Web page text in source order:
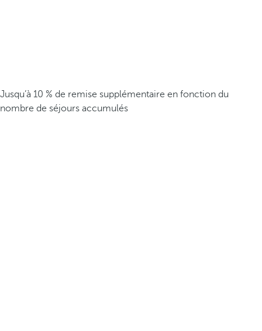
Jusqu’à 10 % de remise supplémentaire en fonction du
nombre de séjours accumulés